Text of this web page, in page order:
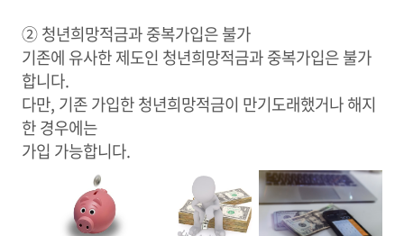
② 청년희망적금과 중복가입은 불가
기존에 유사한 제도인 청년희망적금과 중복가입은 불가
합니다.
다만, 기존 가입한 청년희망적금이 만기도래했거나 해지
한 경우에는
가입 가능합니다.